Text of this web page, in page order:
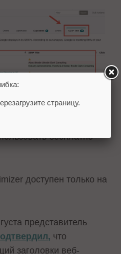
бесплатно
доступен только на
представитель
что
заголовки веб-
страницу.